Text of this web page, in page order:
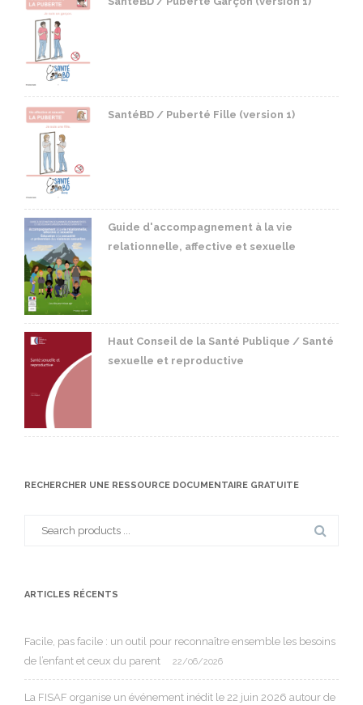
SantéBD / Puberté Fille (version 1)
Guide d'accompagnement à la vie
relationnelle, affective et sexuelle
Haut Conseil de la Santé Publique / Santé
sexuelle et reproductive
RECHERCHER UNE RESSOURCE DOCUMENTAIRE GRATUITE
ARTICLES RÉCENTS
Facile, pas facile : un outil pour reconnaître ensemble les besoins
de l’enfant et ceux du parent
22/06/2026
La FISAF organise un événement inédit le 22 juin 2026 autour de